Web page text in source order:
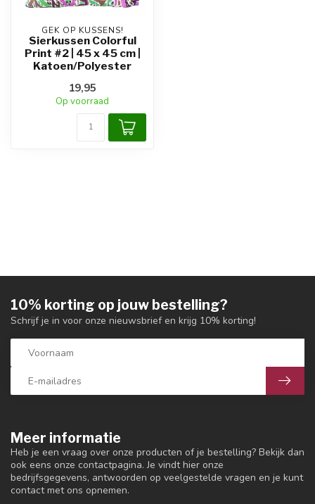
GEK OP KUSSENS!
Sierkussen Colorful
Print #2 | 45 x 45 cm |
Katoen/Polyester
19,95
Op voorraad
Meer informatie
Heb je een vraag over onze producten of je bestelling? Bekijk dan
ook eens onze contactpagina. Je vindt hier onze
bedrijfsgegevens, antwoorden op veelgestelde vragen en je kunt
contact met ons opnemen.
10% korting op jouw bestelling?
Schrijf je in voor onze nieuwsbrief en krijg 10% korting!